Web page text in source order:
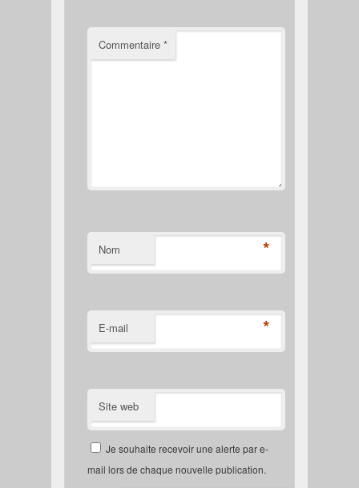
Commentaire *
Nom *
E-mail *
Site web
Je souhaite recevoir une alerte par e-
mail lors de chaque nouvelle publication.